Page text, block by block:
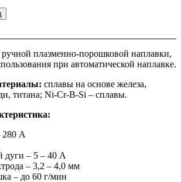
ручной плазменно-порошковой наплавки,
при автоматической наплавке.
сплавы на основе железа,
титана; Ni-Cr-B-Si – сплавы.
280 А
дуги – 5 – 40 А
– 3,2 – 4,0 мм
– до 60 г/мин